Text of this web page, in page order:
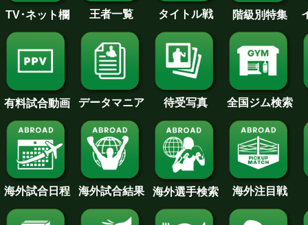
TV･ネット欄 王者一覧 タイトル戦 階級別特集
有料試合動画 データマニア 待受写真 全国ジム検索
海外試合日程 海外試合結果 海外選手検索 海外注目戦